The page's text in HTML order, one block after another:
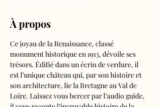
À propos
Ce joyau de la Renaissance, classé
monument historique en 1913, dévoile ses
trésors. Édifié dans un écrin de verdure, il
est l’unique château qui, par son histoire et
son architecture, lie la Bretagne au Val de
Loire. Laissez vous bercer par l’audio guide,